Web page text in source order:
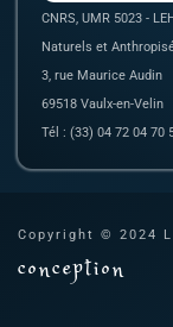
CNRS, UMR 5023 -
Naturels et
3, rue Maurice Audin
69518 Vaulx-en-Velin
Tél : (33) 04 72 04 70
Copyright © 2024
conception